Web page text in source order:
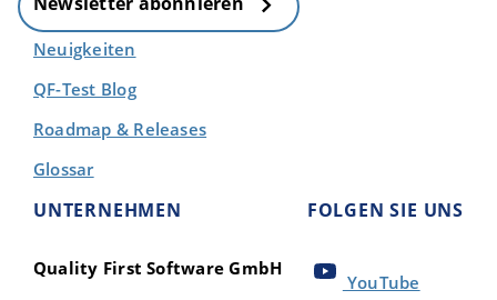
Neuigkeiten
QF-Test Blog
Roadmap & Releases
Glossar
UNTERNEHMEN
Quality First Software GmbH
FOLGEN SIE UNS
YouTube